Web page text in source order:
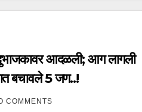
आदळली; आग लागली
थोडक्यात बचावले 5 जण..!
COMMENTS